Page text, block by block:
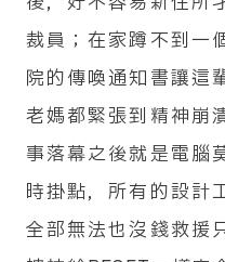
裁員；在家蹲不到一
院的傳喚通知書讓這
老媽都緊張到精神崩
事落幕之後就是電腦
時掛點，所有的設計
全部無法也沒錢救援